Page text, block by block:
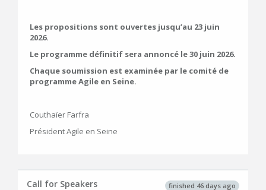
Les propositions sont ouvertes jusqu’au 23 juin
2026.
Le programme définitif sera annoncé le 30 juin 2026.
Chaque soumission est examinée par le comité de
programme Agile en Seine.
Couthaïer Farfra
Président Agile en Seine
finished 46 days ago
Call for Speakers